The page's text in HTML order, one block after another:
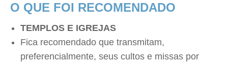
O QUE FOI RECOMENDADO
TEMPLOS E IGREJAS
Fica recomendado que transmitam,
preferencialmente, seus cultos e missas por